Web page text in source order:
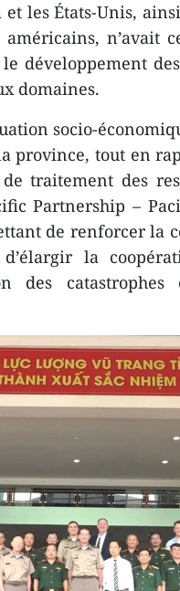
les États-Unis,
n’avait
développement
domaines.
socio-
province, tout en
traitement des
Partnership –
de renforcer la
la
des catastrophes